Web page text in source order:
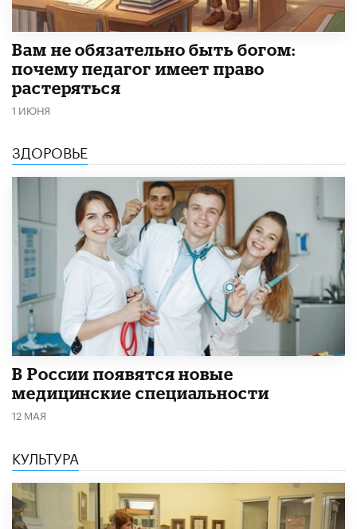
​Вам не обязательно быть богом:
почему педагог имеет право
растеряться
1 ИЮНЯ
ЗДОРОВЬЕ
В России появятся новые
медицинские специальности
12 МАЯ
КУЛЬТУРА